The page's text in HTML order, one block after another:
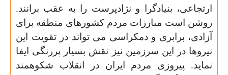
ارتجاعی، بنیادگرا و نژادپرست را به عقب برانند.
روشن است مبارزات مردم کشورهای منطقه برای
آزادی، برابری و دمکراسی می تواند در تقویت این
نیروها در این سرزمین نیز نقش بسیار پررنگی ایفا
نماید. پیروزی مردم ایران در انقلاب شکوهمند